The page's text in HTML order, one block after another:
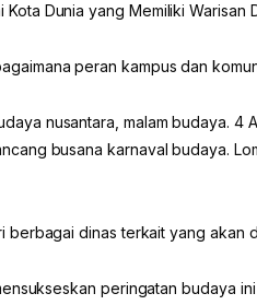
Dunia yang Memiliki Warisan
peran kampus dan
nusantara, malam budaya. 4
busana karnaval budaya.
berbagai dinas terkait yang akan
peringatan budaya